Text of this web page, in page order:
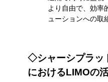
より自由で、効率
ューションへの取
◇シャーシプラッ
におけるLIMOの